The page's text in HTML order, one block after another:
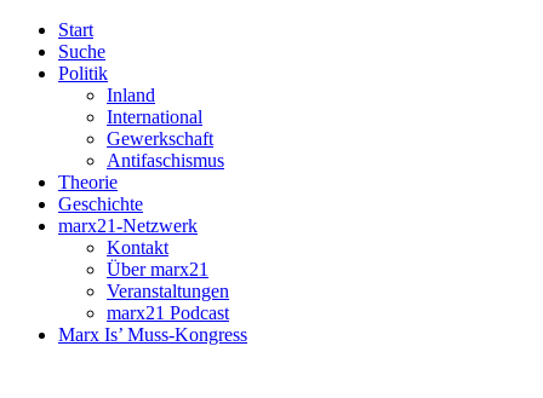
Start
Suche
Politik
Inland
International
Gewerkschaft
Antifaschismus
Theorie
Geschichte
marx21-Netzwerk
Kontakt
Über marx21
Veranstaltungen
marx21 Podcast
Marx Is’ Muss-Kongress